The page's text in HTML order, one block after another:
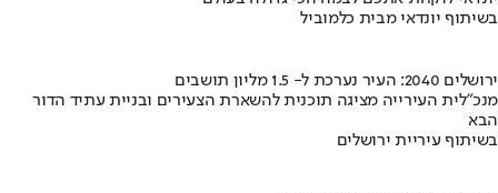
בשיתוף יונדאי מבית כלמוביל
ירושלים 2040: העיר נערכת ל- 1.5 מליון תושבים
מנכ"לית העירייה מציגה תוכנית להשארת הצעירים ובניית עתיד הדור
הבא
בשיתוף עיריית ירושלים